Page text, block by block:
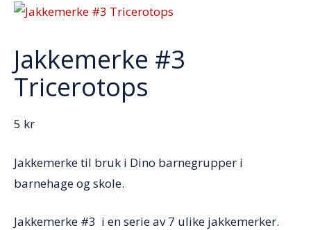
Jakkemerke #3
Tricerotops
5 kr
Jakkemerke til bruk i Dino barnegrupper i
barnehage og skole.
Jakkemerke #3 i en serie av 7 ulike jakkemerker.